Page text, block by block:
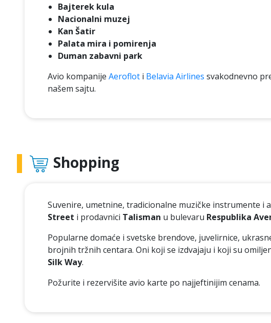
Bajterek kula
Nacionalni muzej
Kan Šatir
Palata mira i pomirenja
Duman zabavni park
Avio kompanije Aeroflot i Belavia Airlines svakodnevno
našem sajtu.
Shopping
Suvenire, umetnine, tradicionalne muzičke instrumente i
Street i prodavnici Talisman u bulevaru Respublika
Popularne domaće i svetske brendove, juvelirnice,
brojnih tržnih centara. Oni koji se izdvajaju i koji su
Silk Way.
Požurite i rezervišite avio karte po najjeftinijim cenama.